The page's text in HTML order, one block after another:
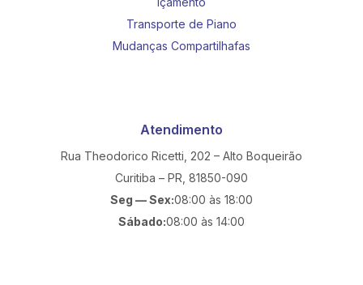
Transporte de Piano
Mudanças Compartilhafas
Atendimento
Rua Theodorico Ricetti, 202 – Alto Boqueirão
Curitiba – PR, 81850-090
Seg — Sex:08:00 às 18:00
Sábado:08:00 às 14:00